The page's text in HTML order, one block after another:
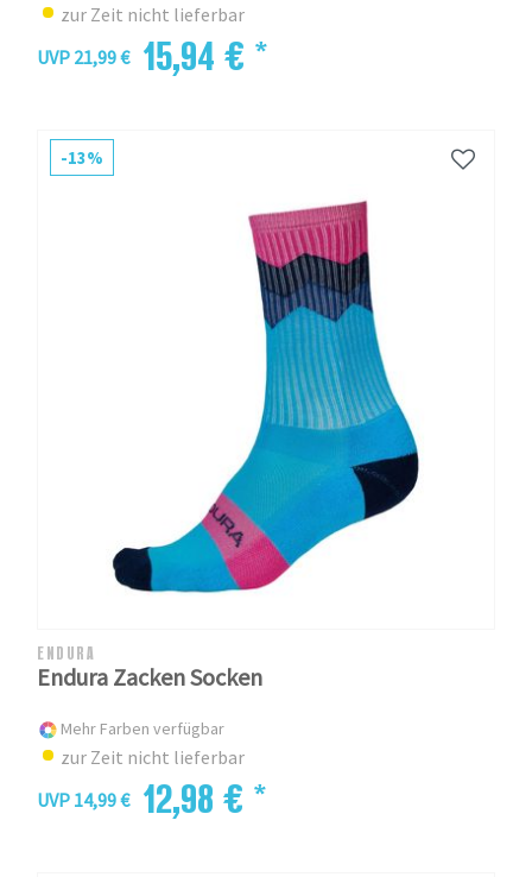
zur Zeit nicht lieferbar
UVP 21,99 € 15,94 € *
-13%
ENDURA
Endura Zacken Socken
Mehr Farben verfügbar
zur Zeit nicht lieferbar
UVP 14,99 € 12,98 € *